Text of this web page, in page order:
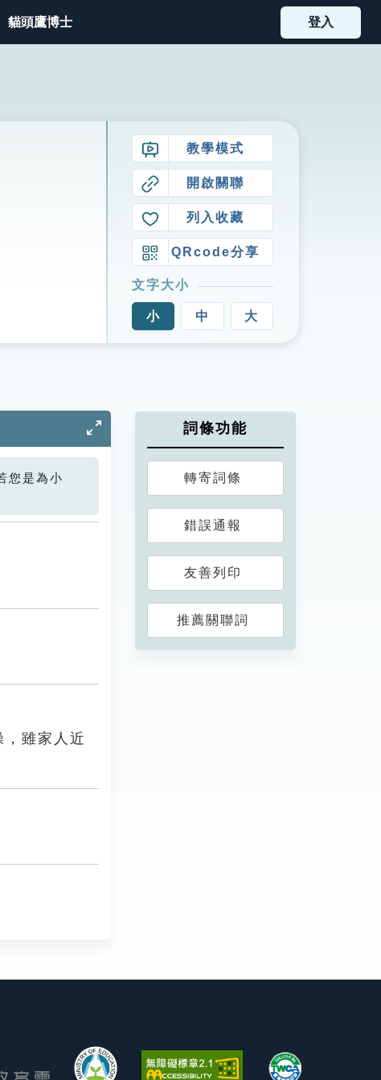
貓頭鷹博士 登入
教學模式
開啟關聯
列入收藏
QRcode分享
文字大小
小 中 大
您是為小
雖家人近
詞條功能
轉寄詞條
錯誤通報
友善列印
推薦關聯詞